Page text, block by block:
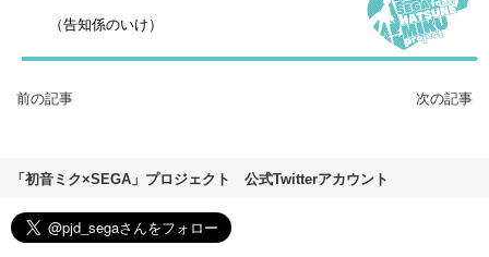
（告知係のいけ）
前の記事 次の記事
「初音ミク×SEGA」プロジェクト 公式Twitterアカウント